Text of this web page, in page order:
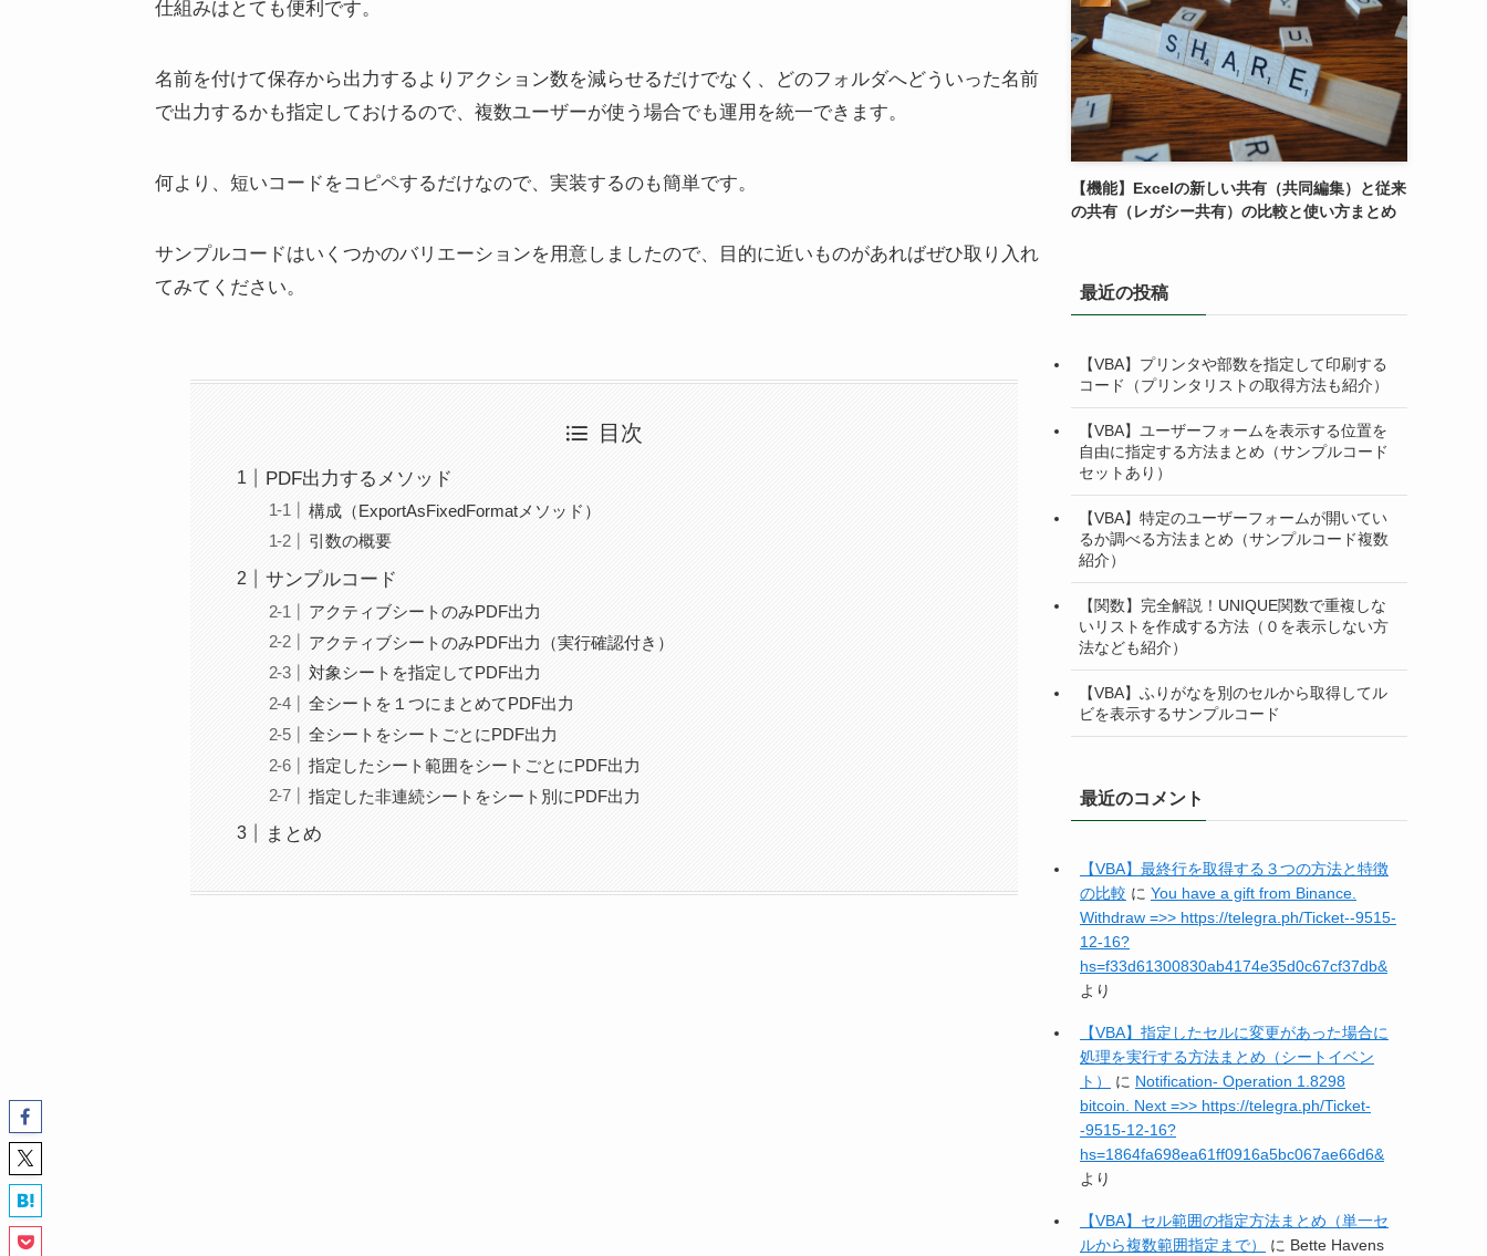
仕組みはとても便利です。
名前を付けて保存から出力するよりアクション数を減らせるだけでなく、どのフォルダへどういった名前
で出力するかも指定しておけるので、複数ユーザーが使う場合でも運用を統一できます。
何より、短いコードをコピペするだけなので、実装するのも簡単です。
サンプルコードはいくつかのバリエーションを用意しましたので、目的に近いものがあればぜひ取り入れ
てみてください。
目次
PDF出力するメソッド
構成（ExportAsFixedFormatメソッド）
引数の概要
サンプルコード
アクティブシートのみPDF出力
アクティブシートのみPDF出力（実行確認付き）
対象シートを指定してPDF出力
全シートを１つにまとめてPDF出力
全シートをシートごとにPDF出力
指定したシート範囲をシートごとにPDF出力
指定した非連続シートをシート別にPDF出力
まとめ
【機能】Excelの新しい共有（共同編集）と従来
の共有（レガシー共有）の比較と使い方まとめ
最近の投稿
【VBA】プリンタや部数を指定して印刷する
コード（プリンタリストの取得方法も紹介）
【VBA】ユーザーフォームを表示する位置を
自由に指定する方法まとめ（サンプルコード
セットあり）
【VBA】特定のユーザーフォームが開いてい
るか調べる方法まとめ（サンプルコード複数
紹介）
【関数】完全解説！UNIQUE関数で重複しな
いリストを作成する方法（０を表示しない方
法なども紹介）
【VBA】ふりがなを別のセルから取得してル
ビを表示するサンプルコード
最近のコメント
【VBA】最終行を取得する３つの方法と特徴
の比較 に You have a gift from Binance.
Withdrаw =>> https://telegra.ph/Ticket--9515-
12-16?
hs=f33d61300830ab4174e35d0c67cf37db&
より
【VBA】指定したセルに変更があった場合に
処理を実行する方法まとめ（シートイベン
ト）
に Notification- Operation 1.8298
bitcoin. Next =>> https://telegra.ph/Ticket-
-9515-12-16?
hs=1864fa698ea61ff0916a5bc067ae66d6&
より
【VBA】セル範囲の指定方法まとめ（単一セ
ルから複数範囲指定まで）
に Bette Havens